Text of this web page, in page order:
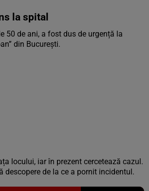
la spital
50 de ani, a fost dus de urgență la
din București.
locului, iar în prezent cercetează cazul.
descopere de la ce a pornit incidentul.